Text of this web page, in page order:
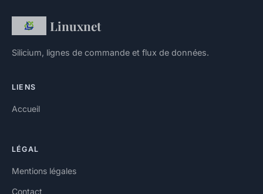
Linuxnet
Silicium, lignes de commande et flux de données.
LIENS
Accueil
LÉGAL
Mentions légales
Contact